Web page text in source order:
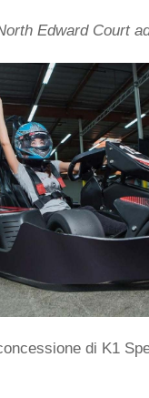
Edward Court
di K1